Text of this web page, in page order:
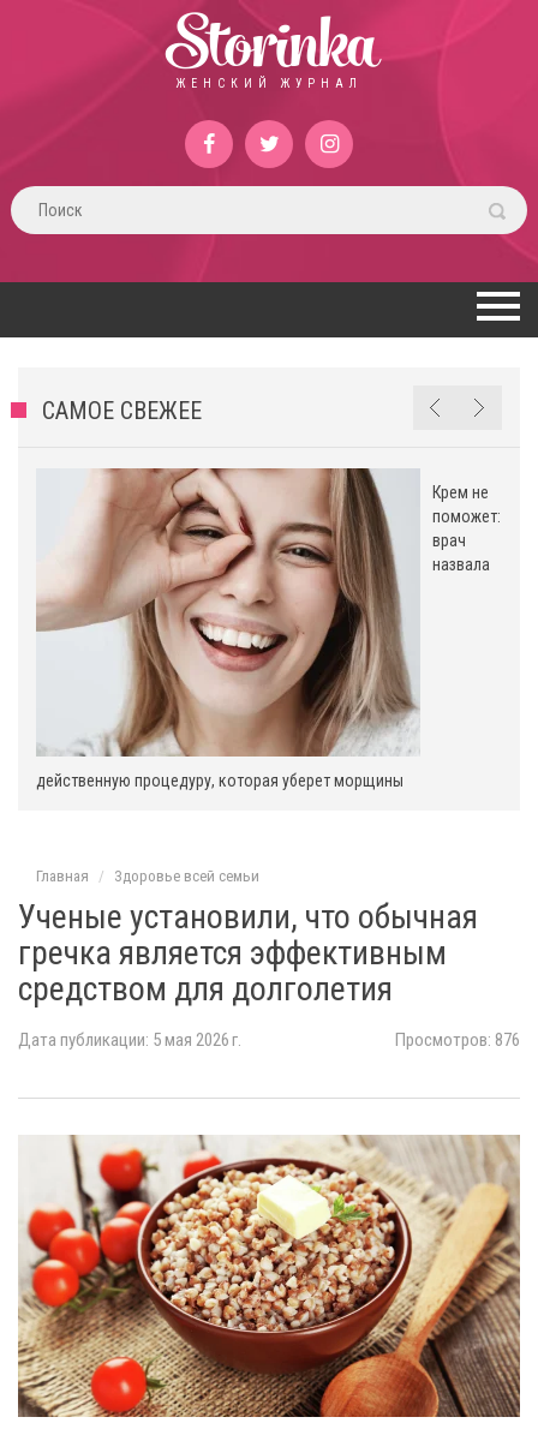
Storinka
ЖЕНСКИЙ ЖУРНАЛ
САМОЕ СВЕЖЕЕ
Крем не
поможет:
врач
назвала
действенную процедуру, которая уберет морщины
Главная Здоровье всей семьи
Ученые установили, что обычная
гречка является эффективным
средством для долголетия
Дата публикации: 5 мая 2026 г. Просмотров: 876